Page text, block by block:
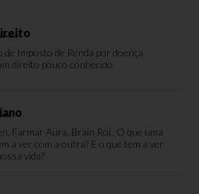
de Imposto de Renda por doença
direito pouco conhecido
Farmar Aura, Brain Rot. O que uma
a ver com a outra? E o que tem a ver
vida?